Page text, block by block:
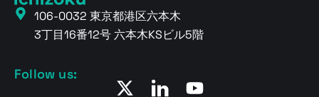
106-0032 東京都港区六本木
3丁目16番12号 六本木KSビル5階
Follow us: